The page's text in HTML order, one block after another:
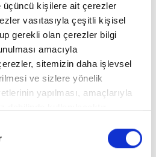
kişilere ait çerezler
vasıtasıyla çeşitli kişisel
gerekli olan çerezler bilgi
amacıyla
sitemizin daha işlevsel
ve sizlere yönelik
yapılması, amaçlarıyla
Çerezlere ilişkin detaylı bilgi
Çerez Bilgilendirme
Hikâyesiyle Çıkmıştım
Hikâyesine Götürdü